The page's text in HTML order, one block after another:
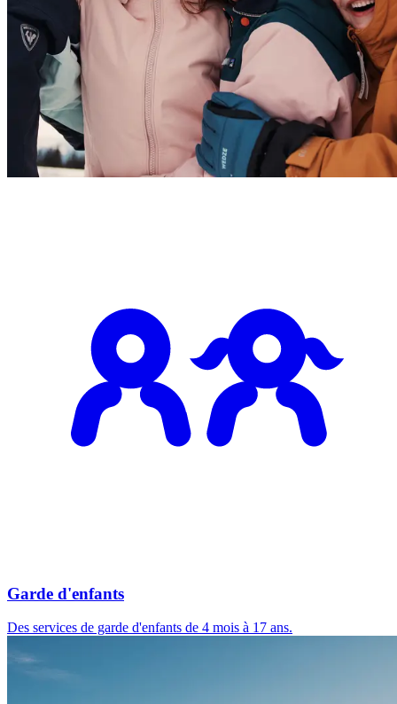
Garde d'enfants
Des services de garde d'enfants de 4 mois à 17 ans.